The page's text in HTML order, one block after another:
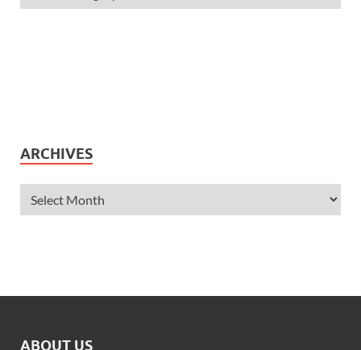
ARCHIVES
ABOUT US